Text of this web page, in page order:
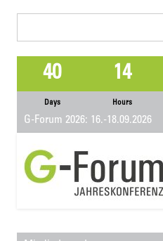
40
Days
14
Hours
G-Forum 2026: 16.-18.09.2026